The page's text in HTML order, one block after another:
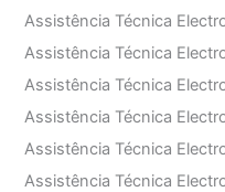
Assistência Técnica
Assistência Técnica
Assistência Técnica
Assistência Técnica
Assistência Técnica
Assistência Técnica